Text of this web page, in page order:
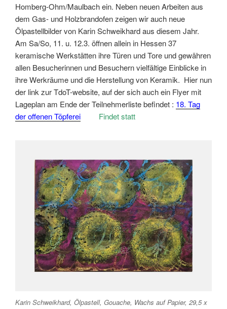
Homberg-Ohm/Maulbach ein. Neben neuen Arbeiten aus
dem Gas- und Holzbrandofen zeigen wir auch neue
Ölpastellbilder von Karin Schweikhard aus diesem Jahr.
Am Sa/So, 11. u. 12.3. öffnen allein in Hessen 37
keramische Werkstätten ihre Türen und Tore und gewähren
allen Besucherinnen und Besuchern vielfältige Einblicke in
ihre Werkräume und die Herstellung von Keramik. Hier nun
der link zur TdoT-website, auf der sich auch ein Flyer mit
Lageplan am Ende der Teilnehmerliste befindet : 18. Tag
der offenen Töpferei
Findet statt
Karin Schweikhard, Ölpastell, Gouache, Wachs auf Papier, 29,5 x